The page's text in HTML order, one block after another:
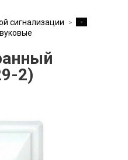
сигнализации
-
2)